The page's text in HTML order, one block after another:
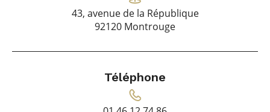
43, avenue de la République
92120 Montrouge
Téléphone